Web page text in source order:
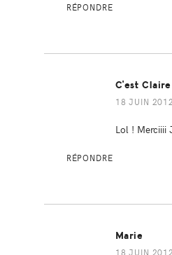
RÉPONDRE
C'est Claire
18 JUIN
Lol ! Merciiii
RÉPONDRE
Marie
18 JUIN